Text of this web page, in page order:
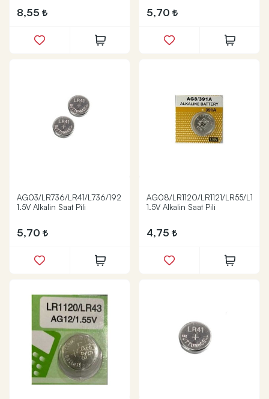
8,55 5,70
AG03/LR736/LR41/L736/192
1.5V Alkalin Saat Pili
5,70
AG08/LR1120/LR1121/LR55/L1121/
1.5V Alkalin Saat Pili
4,75